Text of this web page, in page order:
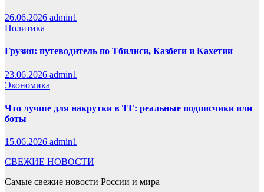
26.06.2026 admin1
Политика
Грузия: путеводитель по Тбилиси, Казбеги и Кахетии
23.06.2026 admin1
Экономика
Что лучше для накрутки в ТГ: реальные подписчики или
боты
15.06.2026 admin1
СВЕЖИЕ НОВОСТИ
Самые свежие новости России и мира